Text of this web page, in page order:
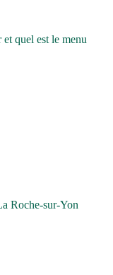
quel est le menu
Roche-sur-Yon